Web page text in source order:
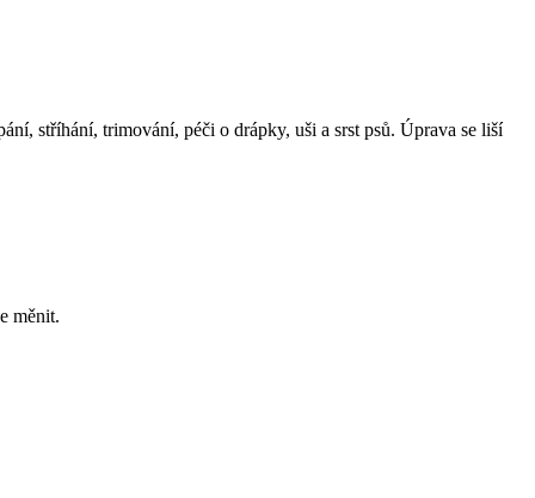
stříhání, trimování, péči o drápky, uši a srst psů. Úprava se liší
měnit.